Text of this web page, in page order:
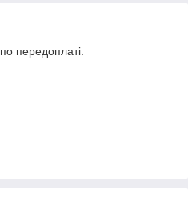
передоплаті.